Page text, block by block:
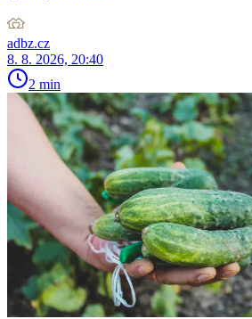
adbz.cz
8. 8. 2026, 20:40
2 min